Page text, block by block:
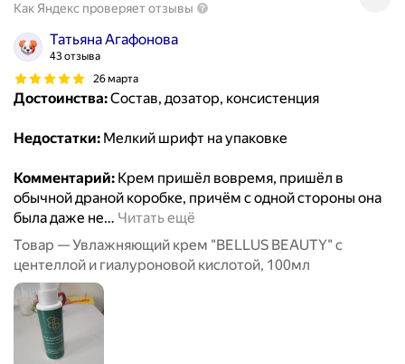
Как Яндекс проверяет отзывы
Татьяна Агафонова
43 отзыва
26 марта
Достоинства:Состав, дозатор, консистенция
Недостатки: Мелкий шрифт на упаковке
Комментарий: Крем пришёл вовремя, пришёл в
обычной драной коробке, причём с одной стороны она
была даже не… Читать ещё
Товар — Увлажняющий крем "BELLUS BEAUTY" с
центеллой и гиалуроновой кислотой, 100мл